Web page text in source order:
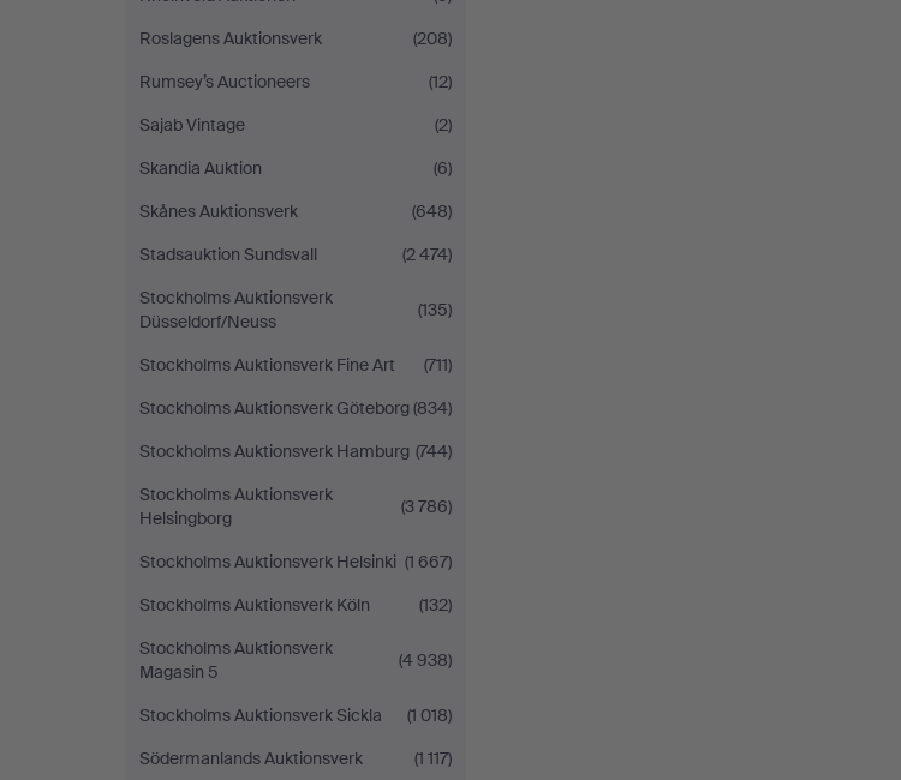
Roslagens Auktionsverk
(208)
Rumsey’s Auctioneers
(12)
Sajab Vintage
(2)
Skandia Auktion
(6)
Skånes Auktionsverk
(648)
Stadsauktion Sundsvall
(2 474)
Stockholms Auktionsverk
Düsseldorf/Neuss
(135)
Stockholms Auktionsverk Fine Art
(711)
Stockholms Auktionsverk Göteborg(834)
Stockholms Auktionsverk Hamburg (744)
Stockholms Auktionsverk
Helsingborg
(3 786)
Stockholms Auktionsverk Helsinki (1 667)
Stockholms Auktionsverk Köln
(132)
Stockholms Auktionsverk
Magasin 5
(4 938)
Stockholms Auktionsverk Sickla
(1 018)
Södermanlands Auktionsverk
(1 117)